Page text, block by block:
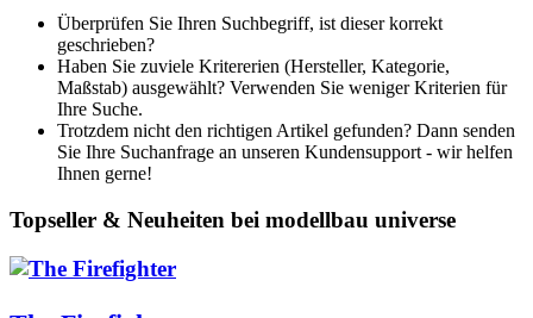
Überprüfen Sie Ihren Suchbegriff, ist dieser korrekt
geschrieben?
Haben Sie zuviele Kritererien (Hersteller, Kategorie,
Maßstab) ausgewählt? Verwenden Sie weniger Kriterien für
Ihre Suche.
Trotzdem nicht den richtigen Artikel gefunden? Dann senden
Sie Ihre Suchanfrage an unseren Kundensupport - wir helfen
Ihnen gerne!
Topseller & Neuheiten bei modellbau universe